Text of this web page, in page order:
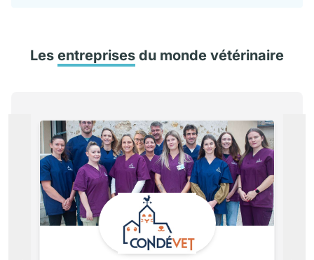
Les entreprises du monde vétérinaire